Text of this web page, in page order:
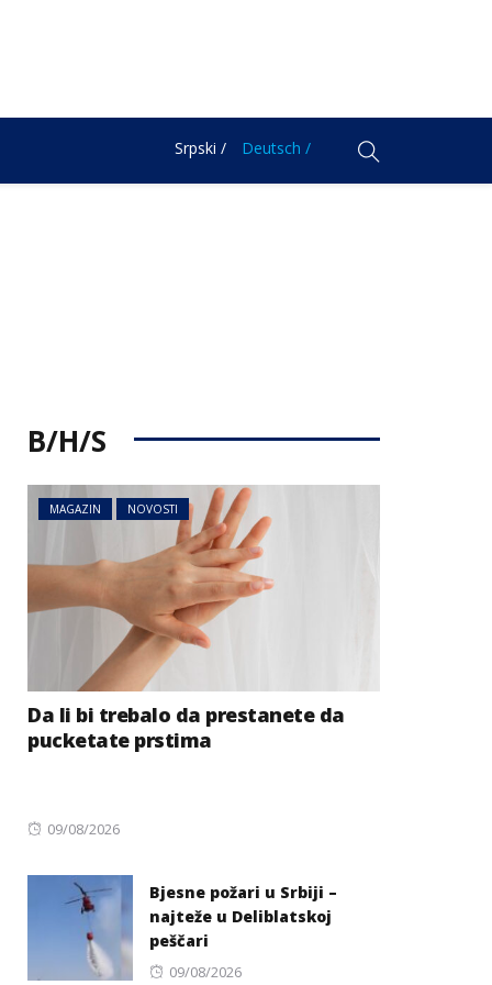
Srpski / Deutsch /
B/H/S
MAGAZIN NOVOSTI
Da li bi trebalo da prestanete da
pucketate prstima
Posted
09/08/2026
Bjesne požari u Srbiji –
najteže u Deliblatskoj
peščari
Posted
09/08/2026